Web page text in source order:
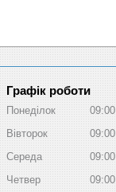
Графік роботи
Понеділок 09:00
Вівторок
09:00
Середа
09:00
Четвер
09:00